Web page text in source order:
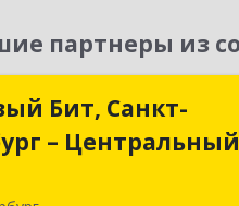
партнеры из
Бит, Санкт-
– Центральный
Бит, Санкт-
– Центральный